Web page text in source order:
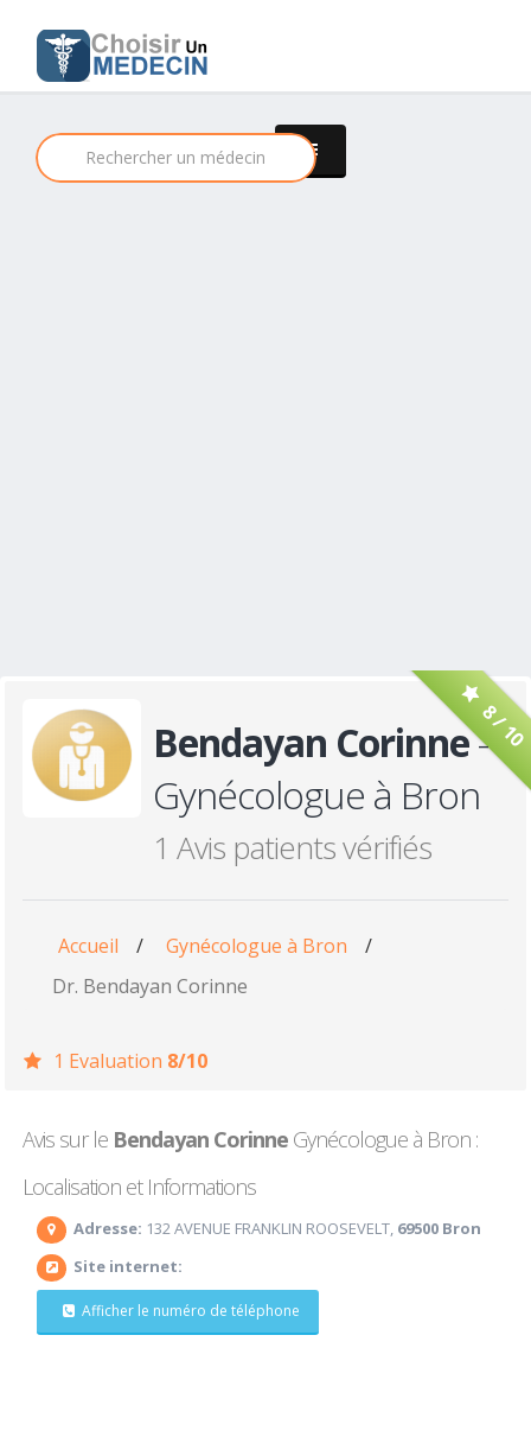
8 / 10
Bendayan Corinne-
Gynécologue à Bron
1 Avis patients vérifiés
Accueil / Gynécologue à Bron
/
Dr. Bendayan Corinne
1 Evaluation 8/10
Avis sur le Bendayan Corinne Gynécologue à Bron :
Localisation et Informations
Adresse: 132 AVENUE FRANKLIN ROOSEVELT, 69500 Bron
Site internet:
Afficher le numéro de téléphone